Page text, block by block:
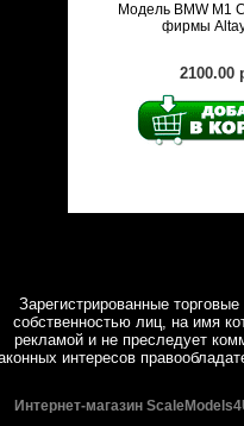
Модель BMW M1
фирмы
2100.00
Зарегистрированные
собственностью лиц, на имя
рекламой и не преследует
интересов
Интернет-магазин